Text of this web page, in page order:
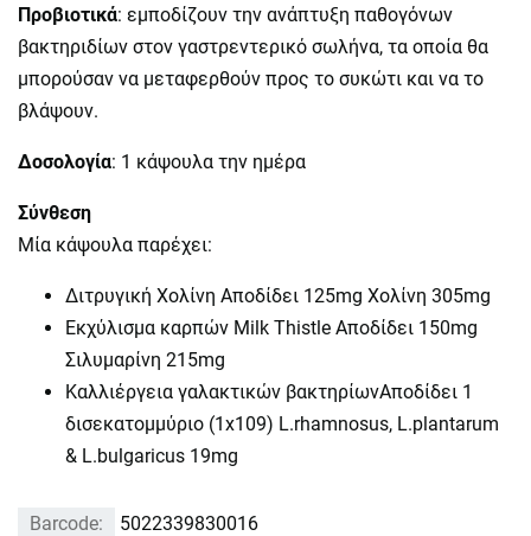
Προβιοτικά: εμποδίζουν την ανάπτυξη παθογόνων
βακτηριδίων στον γαστρεντερικό σωλήνα, τα οποία θα
μπορούσαν να μεταφερθούν προς το συκώτι και να το
βλάψουν.
Δοσολογία: 1 κάψουλα την ημέρα
Σύνθεση
Μία κάψουλα παρέχει:
Διτρυγική Χολίνη Αποδίδει 125mg Χολίνη 305mg
Εκχύλισμα καρπών Milk Thistle Αποδίδει 150mg
Σιλυμαρίνη 215mg
Καλλιέργεια γαλακτικών βακτηρίωνΑποδίδει 1
δισεκατομμύριo (1x109) L.rhamnosus, L.plantarum
& L.bulgaricus 19mg
Barcode: 5022339830016